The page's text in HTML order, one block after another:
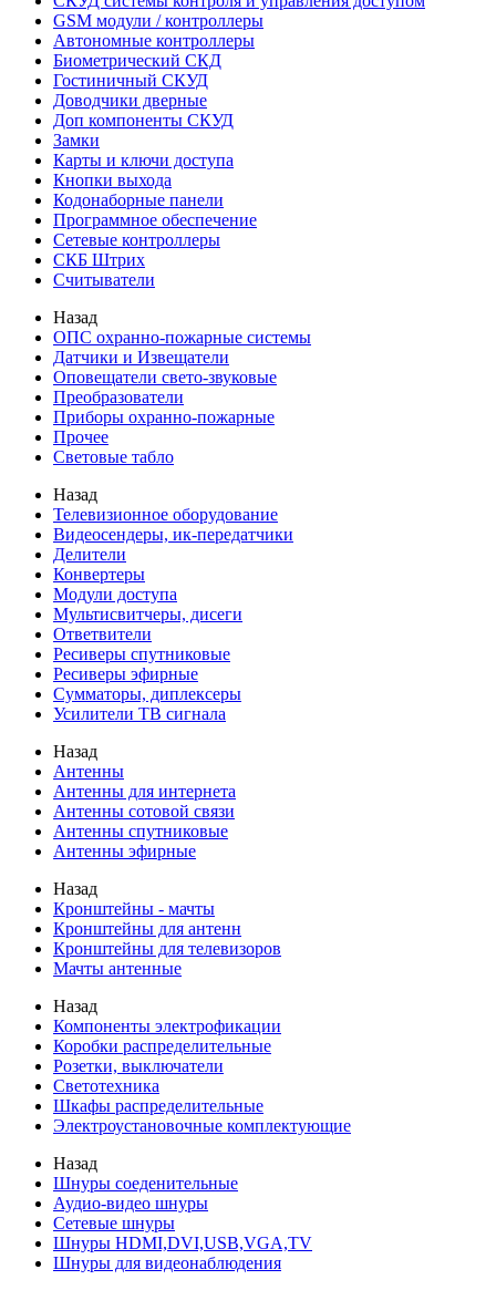
GSM модули / контроллеры
Автономные контроллеры
Биометрический СКД
Гостиничный СКУД
Доводчики дверные
Доп компоненты СКУД
Замки
Карты и ключи доступа
Кнопки выхода
Кодонаборные панели
Программное обеспечение
Сетевые контроллеры
СКБ Штрих
Считыватели
Назад
ОПС охранно-пожарные системы
Датчики и Извещатели
Оповещатели свето-звуковые
Преобразователи
Приборы охранно-пожарные
Прочее
Световые табло
Назад
Телевизионное оборудование
Видеосендеры, ик-передатчики
Делители
Конвертеры
Модули доступа
Мультисвитчеры, дисеги
Ответвители
Ресиверы спутниковые
Ресиверы эфирные
Сумматоры, диплексеры
Усилители ТВ сигнала
Назад
Антенны
Антенны для интернета
Антенны сотовой связи
Антенны спутниковые
Антенны эфирные
Назад
Кронштейны - мачты
Кронштейны для антенн
Кронштейны для телевизоров
Мачты антенные
Назад
Компоненты электрофикации
Коробки распределительные
Розетки, выключатели
Светотехника
Шкафы распределительные
Электроустановочные комплектующие
Назад
Шнуры соеденительные
Аудио-видео шнуры
Сетевые шнуры
Шнуры HDMI,DVI,USB,VGA,TV
Шнуры для видеонаблюдения